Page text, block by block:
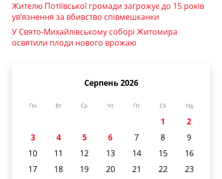
Жителю Потіївської громади загрожує до 15 років
ув’язнення за вбивство співмешканки
У Свято-Михайлівському соборі Житомира
освятили плоди нового врожаю
Серпень 2026
Пн Вт Ср Чт Пт Сб Нд
1
2
3
4 5 6 7 8
9
10
11 12 13 14 15
16
17
18 19 20 21 22
23